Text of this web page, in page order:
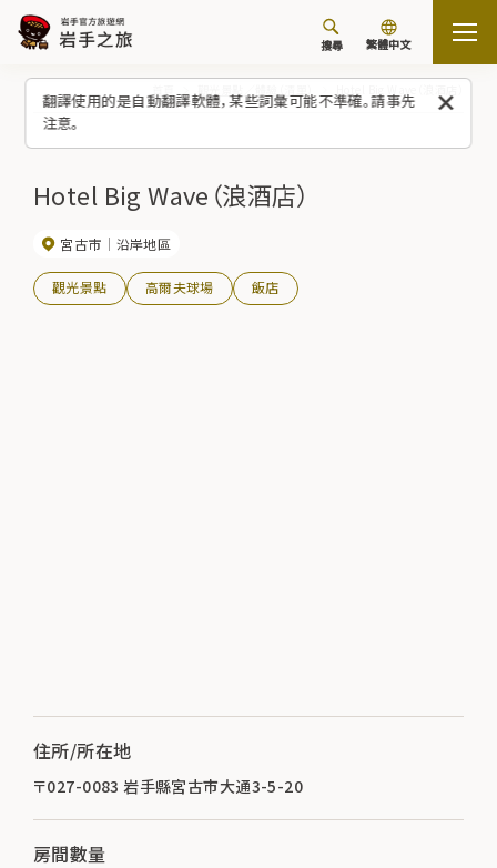
翻譯使用的是自動翻譯軟體，某些詞彙可能不準確。請事先
注意。
搜尋 繁體中文
觀光景點／體驗（清單）
Hotel Big Wave（浪酒店）
宮古市 沿岸地區
觀光景點 高爾夫球場 飯店
住所/所在地
〒027-0083 岩手縣宮古市大通3-5-20
房間數量